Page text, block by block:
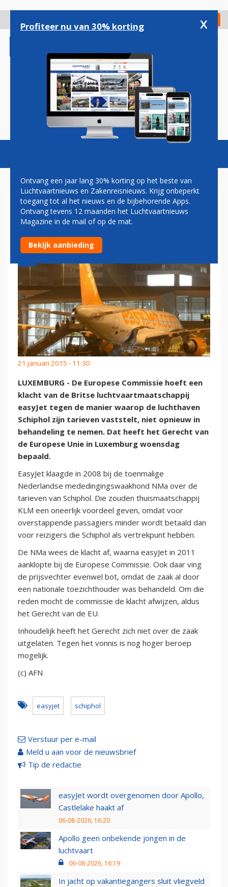
gaan
Check in
Magazine Podcasts Vacatures
EASYJET VANGT WEER BOT IN
STRIJD MET SCHIPHOL
21 januari 2015 - 11:30
LUXEMBURG - De Europese Commissie hoeft een
klacht van de Britse luchtvaartmaatschappij
easyJet tegen de manier waarop de luchthaven
Schiphol zijn tarieven vaststelt, niet opnieuw in
behandeling te nemen. Dat heeft het Gerecht van
de Europese Unie in Luxemburg woensdag
bepaald.
EasyJet klaagde in 2008 bij de toenmalige
Nederlandse mededingingswaakhond NMa over de
tarieven van Schiphol. Die zouden thuismaatschappij
KLM een oneerlijk voordeel geven, omdat voor
overstappende passagiers minder wordt betaald dan
voor reizigers die Schiphol als vertrekpunt hebben.
De NMa wees de klacht af, waarna easyJet in 2011
aanklopte bij de Europese Commissie. Ook daar ving
de prijsvechter evenwel bot, omdat de zaak al door
een nationale toezichthouder was behandeld. Om die
reden mocht de commissie de klacht afwijzen, aldus
het Gerecht van de EU.
Inhoudelijk heeft het Gerecht zich niet over de zaak
uitgelaten. Tegen het vonnis is nog hoger beroep
mogelijk.
(c) AFN
easyjet schiphol
Verstuur per e-mail
Meld u aan voor de nieuwsbrief
Tip de redactie
easyJet wordt overgenomen door Apollo,
Castlelake haakt af
06-08-2026, 16:20
Apollo geen onbekende jongen in de
luchtvaart
06-08-2026, 16:19
In jacht op vakantiegangers sluit vliegveld
Profiteer nu van 30% korting x
Ontvang een jaar lang 30% korting op het beste van
Luchtvaartnieuws en Zakenreisnieuws. Krijg onbeperkt
toegang tot al het nieuws en de bijbehorende Apps.
Ontvang tevens 12 maanden het Luchtvaartnieuws
Magazine in de mail of op de mat.
Bekijk aanbieding